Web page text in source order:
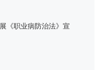
《职业病防治法》宣